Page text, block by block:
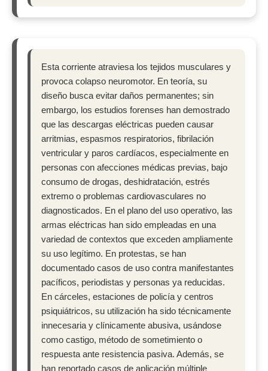
Esta corriente atraviesa los tejidos musculares y
provoca colapso neuromotor. En teoría, su
diseño busca evitar daños permanentes; sin
embargo, los estudios forenses han demostrado
que las descargas eléctricas pueden causar
arritmias, espasmos respiratorios, fibrilación
ventricular y paros cardíacos, especialmente en
personas con afecciones médicas previas, bajo
consumo de drogas, deshidratación, estrés
extremo o problemas cardiovasculares no
diagnosticados. En el plano del uso operativo, las
armas eléctricas han sido empleadas en una
variedad de contextos que exceden ampliamente
su uso legítimo. En protestas, se han
documentado casos de uso contra manifestantes
pacíficos, periodistas y personas ya reducidas.
En cárceles, estaciones de policía y centros
psiquiátricos, su utilización ha sido técnicamente
innecesaria y clínicamente abusiva, usándose
como castigo, método de sometimiento o
respuesta ante resistencia pasiva. Además, se
han reportado casos de aplicación múltiple